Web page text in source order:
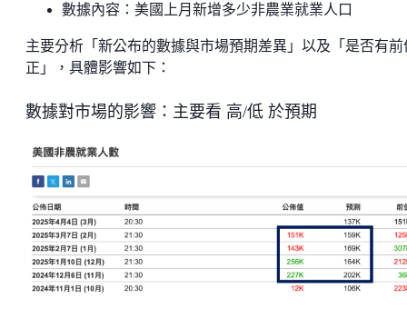
數據內容：美國上月新增多少非農業就業人口
主要分析「新公布的數據與市場預期差異」以及「是否有前
正」，具體影響如下：
數據對市場的影響：主要看 高/低 於預期